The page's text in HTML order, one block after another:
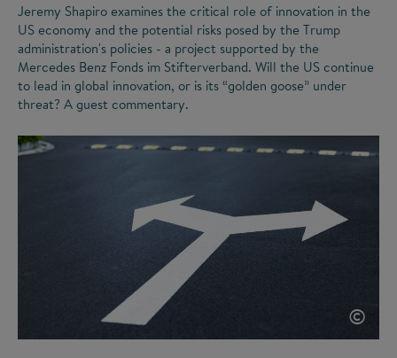
Jeremy Shapiro examines the critical role of innovation in the
US economy and the potential risks posed by the Trump
administration's policies - a project supported by the
Mercedes Benz Fonds im Stifterverband. Will the US continue
to lead in global innovation, or is its “golden goose” under
threat? A guest commentary.
©